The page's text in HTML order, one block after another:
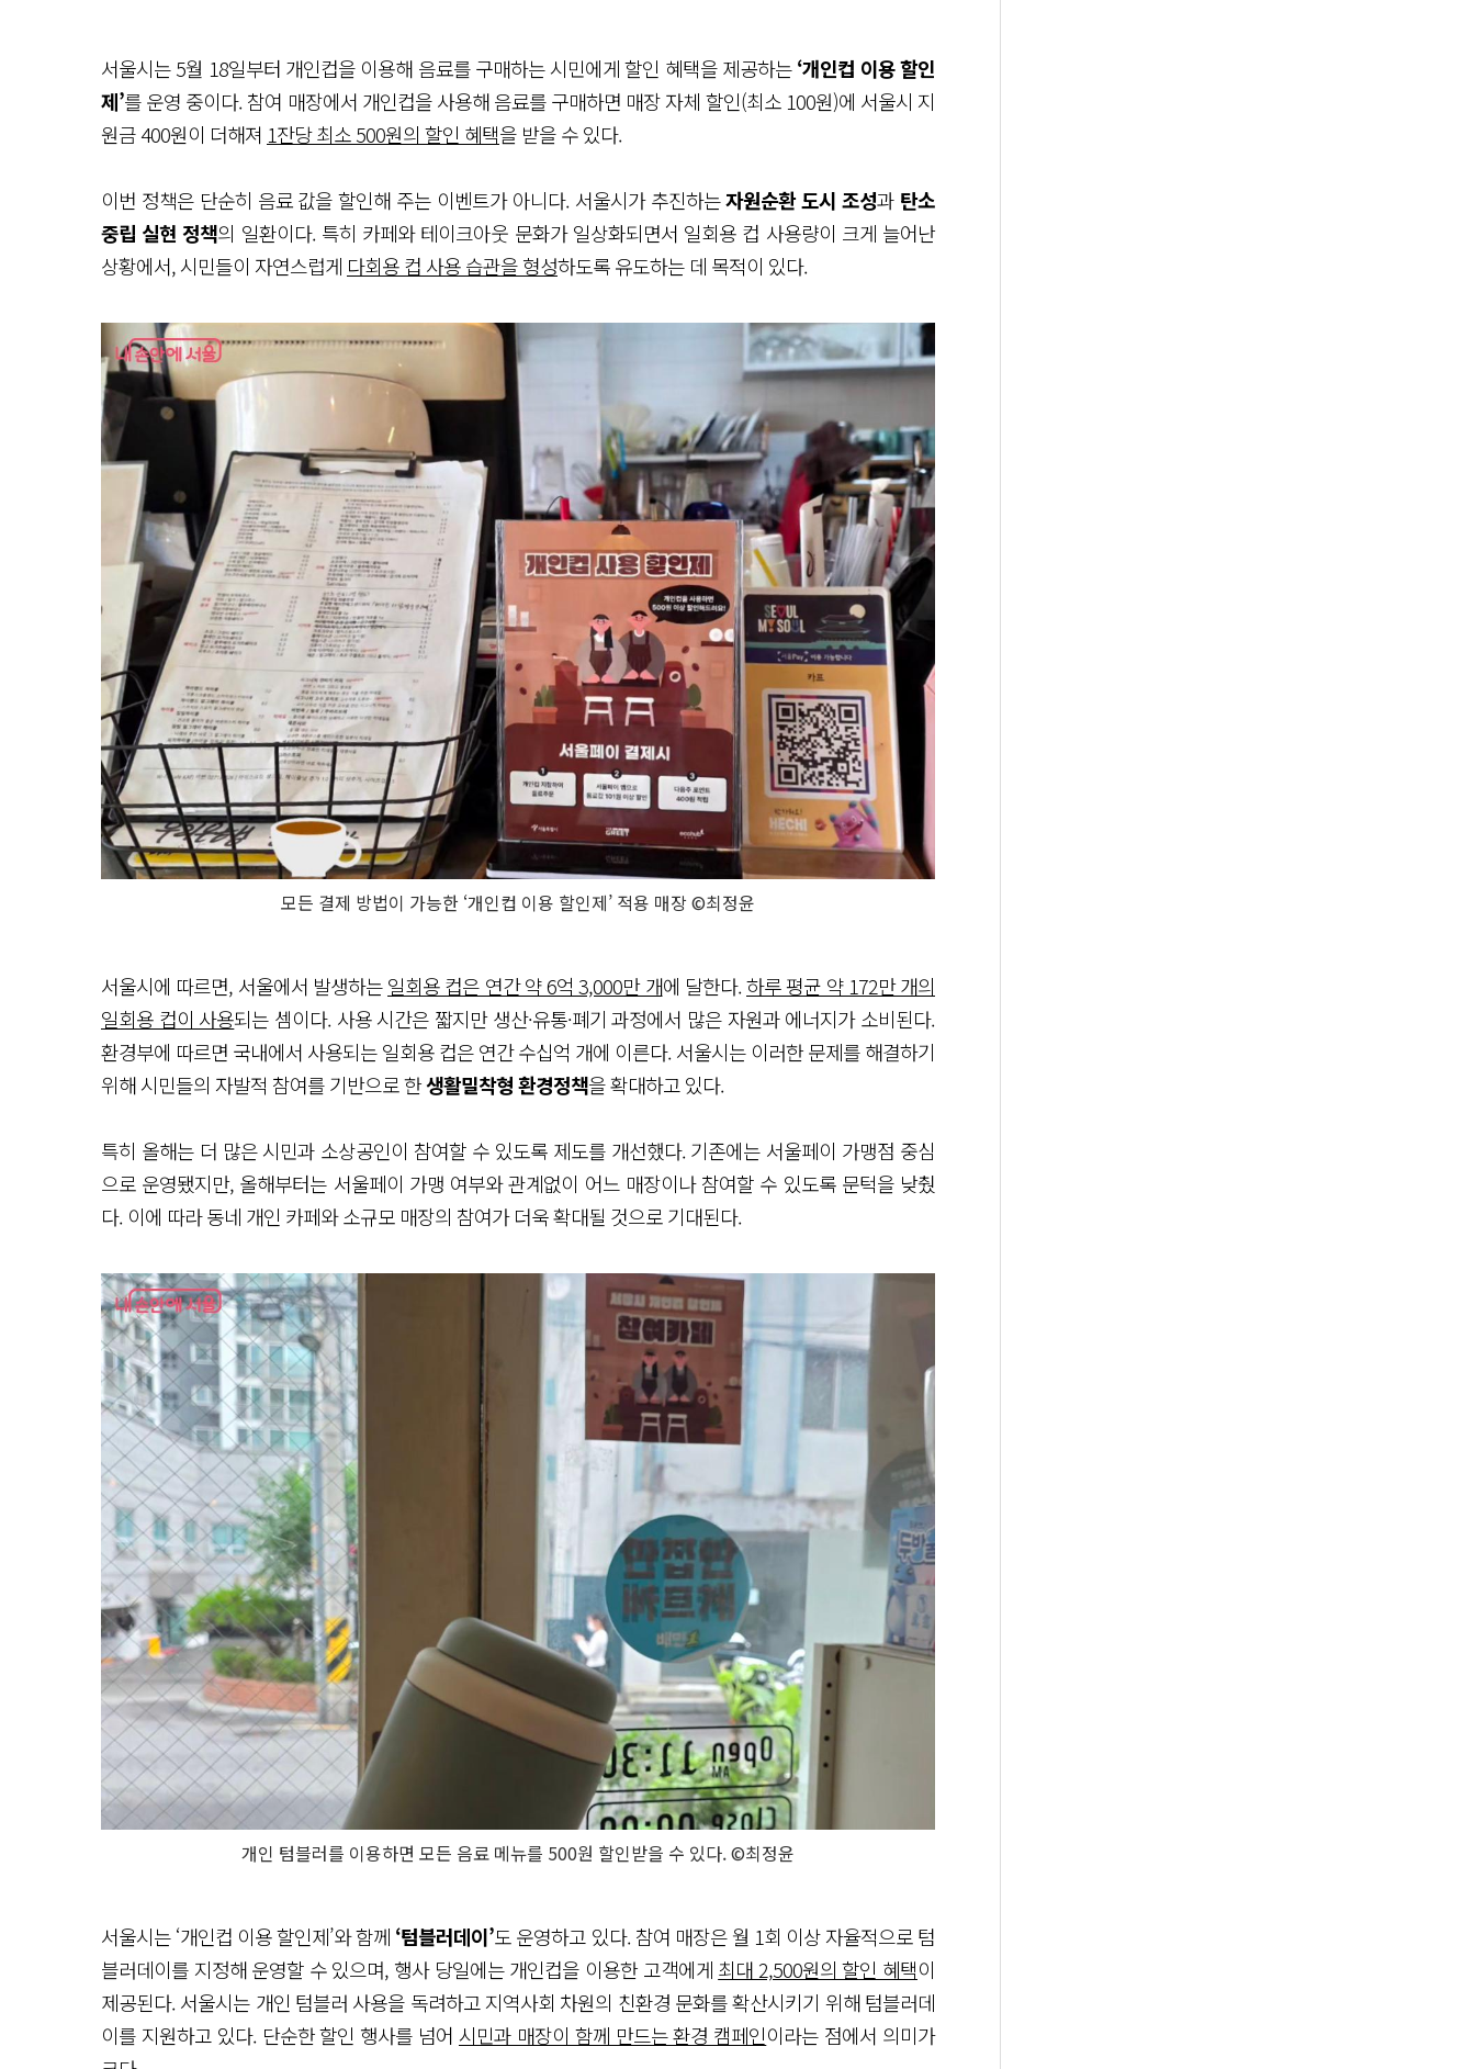
서울시는 5월 18일부터 개인컵을 이용해 음료를 구매하는 시민에게 할인 혜택을 제공하는‘개인컵 이용 할인
제’를 운영 중이다. 참여 매장에서 개인컵을 사용해 음료를 구매하면 매장 자체 할인(최소 100원)에 서울시 지
원금 400원이 더해져 1잔당 최소 500원의 할인 혜택을 받을 수 있다.
이번 정책은 단순히 음료 값을 할인해 주는 이벤트가 아니다. 서울시가 추진하는자원순환 도시 조성과 탄소
중립 실현 정책의 일환이다. 특히 카페와 테이크아웃 문화가 일상화되면서 일회용 컵 사용량이 크게 늘어난
상황에서, 시민들이 자연스럽게 다회용 컵 사용 습관을 형성하도록 유도하는 데 목적이 있다.
모든 결제 방법이 가능한 ‘개인컵 이용 할인제’ 적용 매장 ©최정윤
서울시에 따르면, 서울에서 발생하는일회용 컵은 연간 약 6억 3,000만 개에 달한다.하루 평균 약 172만 개의
일회용 컵이 사용되는 셈이다. 사용 시간은 짧지만 생산·유통·폐기 과정에서 많은 자원과 에너지가 소비된다.
환경부에 따르면 국내에서 사용되는 일회용 컵은 연간 수십억 개에 이른다. 서울시는 이러한 문제를 해결하기
위해 시민들의 자발적 참여를 기반으로 한생활밀착형 환경정책을 확대하고 있다.
특히 올해는 더 많은 시민과 소상공인이 참여할 수 있도록 제도를 개선했다. 기존에는 서울페이 가맹점 중심
으로 운영됐지만, 올해부터는 서울페이 가맹 여부와 관계없이 어느 매장이나 참여할 수 있도록 문턱을 낮췄
다. 이에 따라 동네 개인 카페와 소규모 매장의 참여가 더욱 확대될 것으로 기대된다.
개인 텀블러를 이용하면 모든 음료 메뉴를 500원 할인받을 수 있다. ©최정윤
서울시는 ‘개인컵 이용 할인제’와 함께 ‘텀블러데이’도 운영하고 있다. 참여 매장은 월 1회 이상 자율적으로 텀
블러데이를 지정해 운영할 수 있으며, 행사 당일에는 개인컵을 이용한 고객에게 최대 2,500원의 할인 혜택이
제공된다. 서울시는 개인 텀블러 사용을 독려하고 지역사회 차원의 친환경 문화를 확산시키기 위해 텀블러데
이를 지원하고 있다. 단순한 할인 행사를 넘어 시민과 매장이 함께 만드는 환경 캠페인이라는 점에서 의미가